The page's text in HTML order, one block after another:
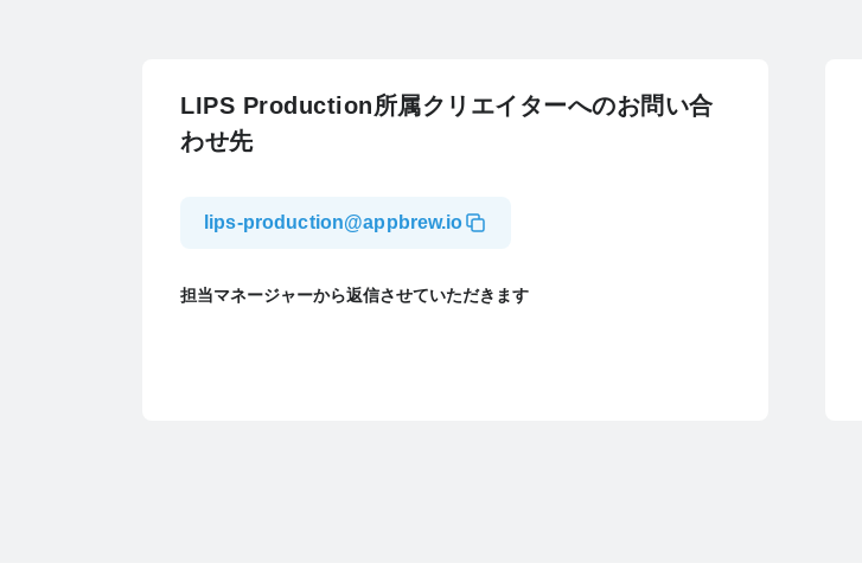
LIPS Production所属クリエイターへのお問い合
わせ先
lips-production@appbrew.io
担当マネージャーから返信させていただきます